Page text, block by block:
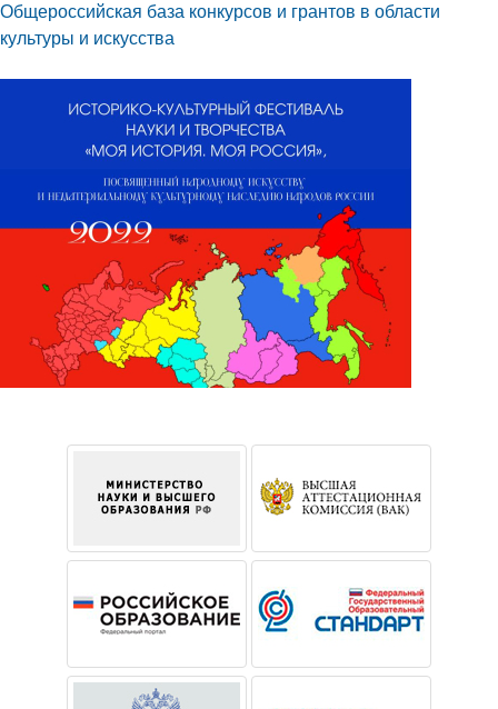
Общероссийская база конкурсов и грантов в области
культуры и искусства